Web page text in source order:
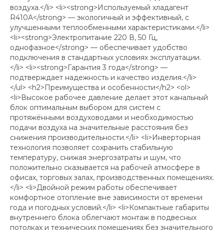
воздуха.</li> <li><strong>Используемый хладагент
R410A</strong> — экологичный и эффективный, с
улучшенными теплообменными характеристиками.</li>
<li><strong>Электропитание 220 В, 50 Гц,
однофазное</strong> — обеспечивает удобство
подключения в стандартных условиях эксплуатации.
</li> <li><strong>Гарантия 3 года</strong> —
подтверждает надежность и качество изделия.</li>
</ul> <h2>Преимущества и особенности</h2> <ol>
<li>Высокое рабочее давление делает этот канальный
блок оптимальным выбором для систем с
протяжёнными воздуховодами и необходимостью
подачи воздуха на значительные расстояния без
снижения производительности.</li> <li>Инверторная
технология позволяет сохранить стабильную
температуру, снижая энергозатраты и шум, что
положительно сказывается на рабочей атмосфере в
офисах, торговых залах, производственных помещениях.
</li> <li>Двойной режим работы обеспечивает
комфортное отопление вне зависимости от времени
года и погодных условий.</li> <li>Компактные габариты
внутреннего блока облегчают монтаж в подвесных
потолках и технических помещениях без значительного